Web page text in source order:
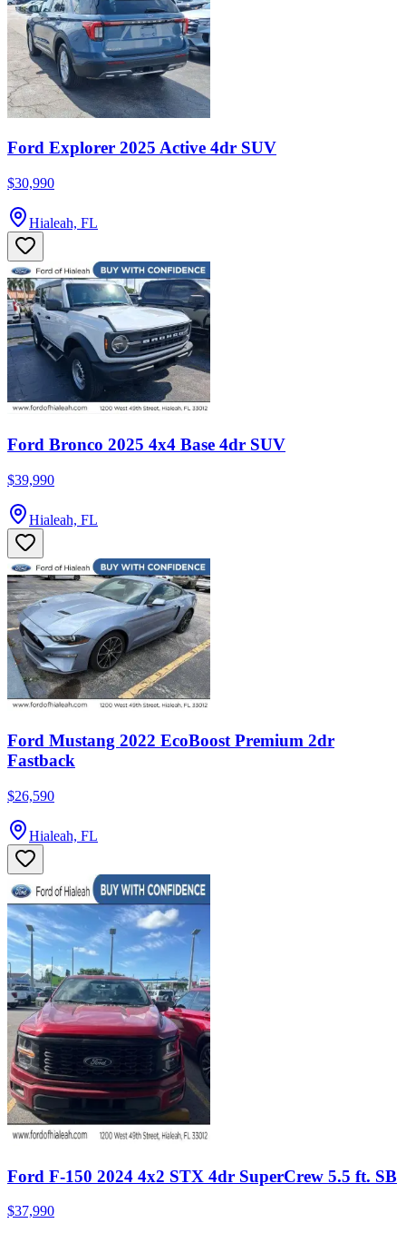
Ford Explorer 2025 Active 4dr SUV
$30,990
Hialeah, FL
Ford Bronco 2025 4x4 Base 4dr SUV
$39,990
Hialeah, FL
Ford Mustang 2022 EcoBoost Premium 2dr
Fastback
$26,590
Hialeah, FL
Ford F-150 2024 4x2 STX 4dr SuperCrew 5.5 ft. SB
$37,990